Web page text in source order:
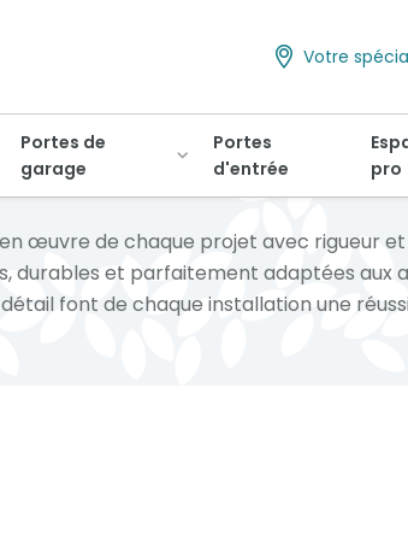
Votre
Portes de
garage
Portes
d'entrée
pro
œuvre de chaque projet avec rigueur
durables et parfaitement adaptées aux
font de chaque installation une